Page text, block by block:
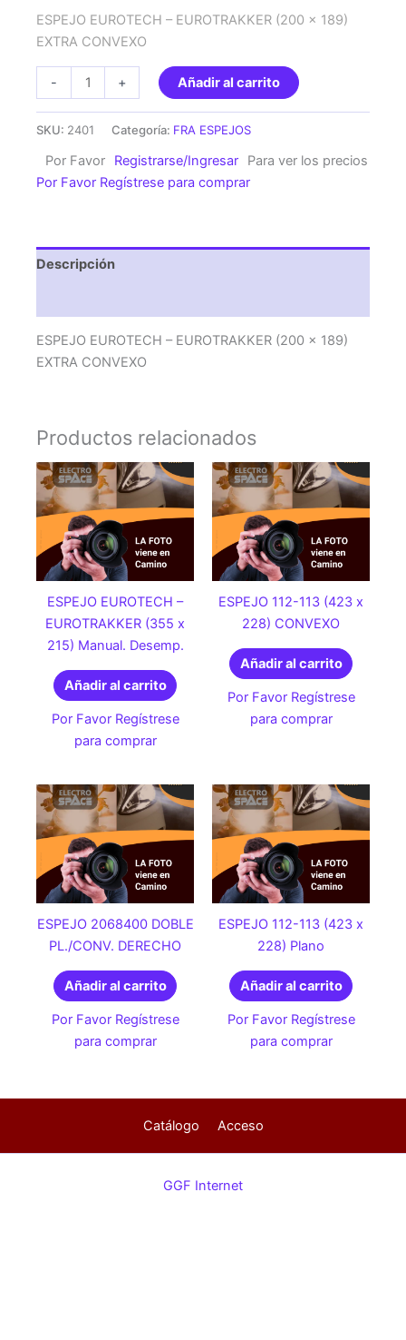
ESPEJO EUROTECH – EUROTRAKKER (200 x 189)
EXTRA CONVEXO
-
EUROTECH
(200
x
CONVEXO
cantidad
+ Añadir al carrito
SKU: 2401 Categoría: FRA ESPEJOS
Por Favor Registrarse/Ingresar
Para ver los precios
Por Favor Regístrese para comprar
Descripción
ESPEJO EUROTECH – EUROTRAKKER (200 x 189)
EXTRA CONVEXO
Productos relacionados
ESPEJO EUROTECH –
EUROTRAKKER (355 x
215) Manual. Desemp.
Añadir al carrito
Por Favor Regístrese
para comprar
ESPEJO 112-113 (423 x
228) CONVEXO
Añadir al carrito
Por Favor Regístrese
para comprar
ESPEJO 2068400 DOBLE
PL./CONV. DERECHO
Añadir al carrito
Por Favor Regístrese
para comprar
ESPEJO 112-113 (423 x
228) Plano
Añadir al carrito
Por Favor Regístrese
para comprar
Catálogo Acceso
GGF Internet